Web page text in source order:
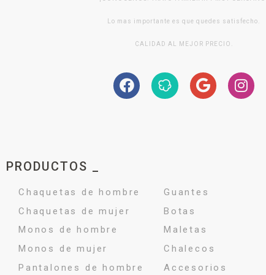
Lo mas importante es que quedes satisfecho.
CALIDAD AL MEJOR PRECIO.
PRODUCTOS _
Chaquetas de hombre
Chaquetas de mujer
Monos de hombre
Monos de mujer
Pantalones de hombre
Guantes
Botas
Maletas
Chalecos
Accesorios